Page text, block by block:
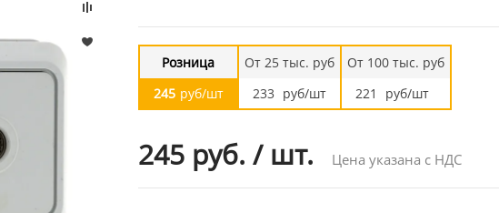
Розница
245 руб/шт
От 25 тыс. руб
233 руб/шт
От 100 тыс. руб
221
руб/шт
245 руб. / шт. Цена указана с НДС